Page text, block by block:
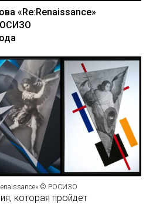
«Re:Renaissance»
© РОСИЗО
которая пройдет